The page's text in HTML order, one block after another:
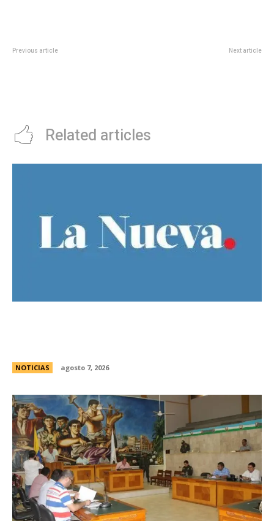
Previous article Next article
Related articles
NOTICIAS agosto 7, 2026